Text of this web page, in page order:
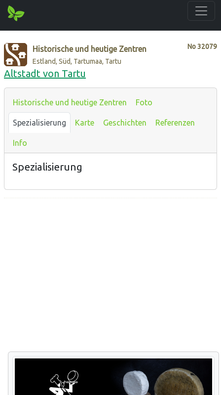
No32079
Historische und heutige Zentren
Estland, Süd, Tartumaa, Tartu
Altstadt von Tartu
Historische und heutige Zentren Foto
Spezialisierung Karte Geschichten Referenzen
Info
Spezialisierung